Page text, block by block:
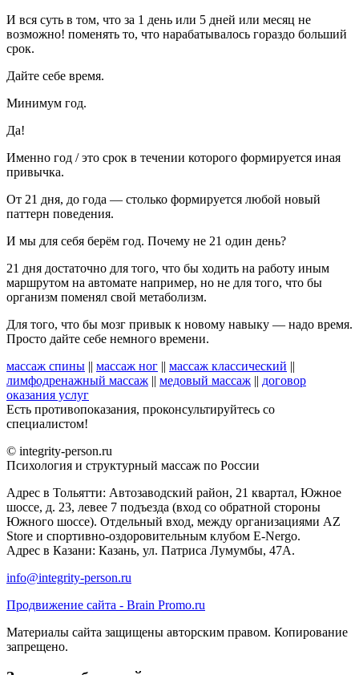
И вся суть в том, что за 1 день или 5 дней или месяц не
возможно! поменять то, что нарабатывалось гораздо больший
срок.
Дайте себе время.
Минимум год.
Да!
Именно год / это срок в течении которого формируется иная
привычка.
От 21 дня, до года — столько формируется любой новый
паттерн поведения.
И мы для себя берём год. Почему не 21 один день?
21 дня достаточно для того, что бы ходить на работу иным
маршрутом на автомате например, но не для того, что бы
организм поменял свой метаболизм.
Для того, что бы мозг привык к новому навыку — надо время.
Просто дайте себе немного времени.
массаж спины || массаж ног || массаж классический ||
лимфодренажный массаж || медовый массаж || договор
оказания услуг
Есть противопоказания, проконсультируйтесь со
специалистом!
© integrity-person.ru
Психология и структурный массаж по России
Адрес в Тольятти: Автозаводский район, 21 квартал, Южное
шоссе, д. 23, левее 7 подъезда (вход со обратной стороны
Южного шоссе). Отдельный вход, между организациями AZ
Store и спортивно-оздоровительным клубом E-Nergo.
Адрес в Казани: Казань, ул. Патриса Лумумбы, 47А.
info@integrity-person.ru
Продвижение сайта - Brain Promo.ru
Материалы сайта защищены авторским правом. Копирование
запрещено.